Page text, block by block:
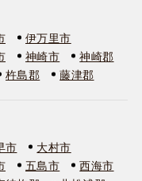
伊万里市
神崎市
神崎郡
杵島郡 藤津郡
市
大村市
五島市
西海市